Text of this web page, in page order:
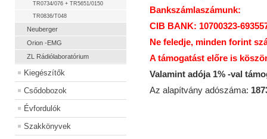
TR0734/076 + TR5651/0150
TR0836/T048
Neuberger
Orion -EMG
ZL Rádiólaboratórium
Kiegészítők
Csődobozok
Évfordulók
Szakkönyvek
Bankszámlaszámunk:
CIB BANK: 10700323-
Ne feledje, minden forint
A támogatást előre is
Valamint adója 1% -val
Az alapítvány adószáma: